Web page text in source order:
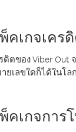
คเกจเคร
ดิตของ Viber
ยเลขใดก็ได้ในโ
คเกจการ